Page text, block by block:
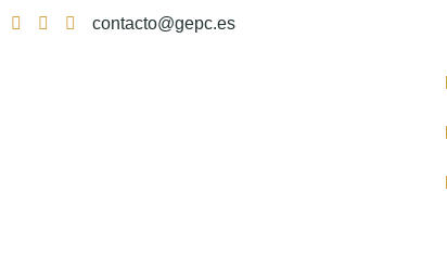
contacto@gepc.es